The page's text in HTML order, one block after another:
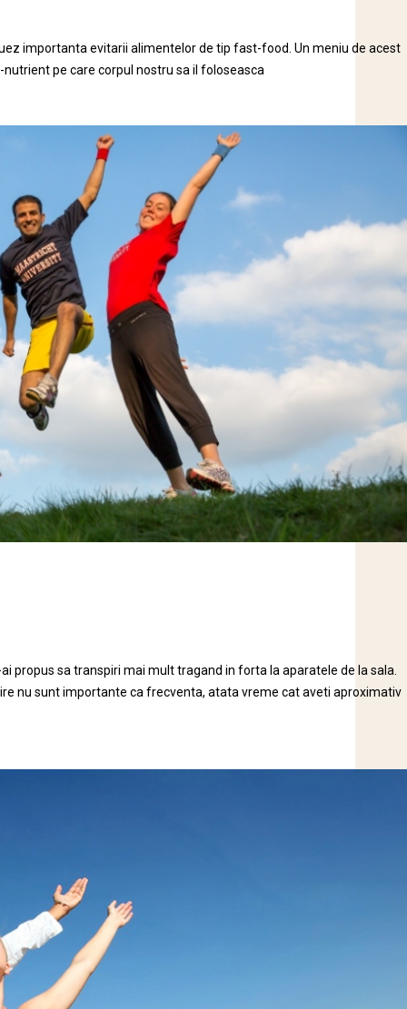
importanta evitarii alimentelor de tip fast-food. Un meniu de acest
pe care corpul nostru sa il foloseasca
propus sa transpiri mai mult tragand in forta la aparatele de la sala.
nu sunt importante ca frecventa, atata vreme cat aveti aproximativ